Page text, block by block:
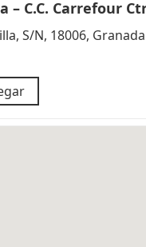
– C.C. Carrefour
S/N, 18006, Granada